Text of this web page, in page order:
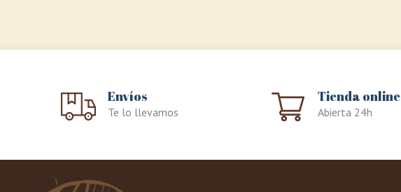
Envíos
Te lo llevamos
Tienda online
Abierta 24h